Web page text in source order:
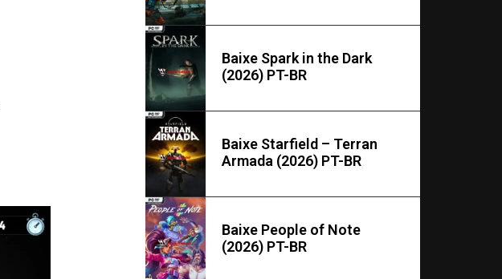
Baixe Spark in the Dark
(2026) PT-BR
Baixe Starfield – Terran
Armada (2026) PT-BR
Baixe People of Note
(2026) PT-BR